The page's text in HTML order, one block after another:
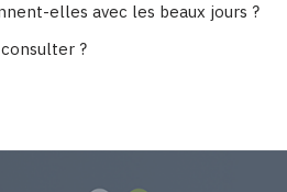
elles avec les beaux jours ?
?